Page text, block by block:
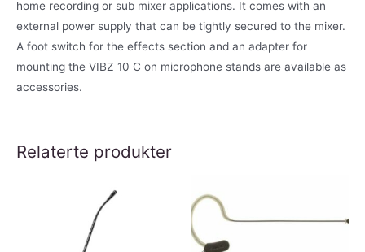
home recording or sub mixer applications. It comes with an
external power supply that can be tightly secured to the mixer.
A foot switch for the effects section and an adapter for
mounting the VIBZ 10 C on microphone stands are available as
accessories.
Relaterte produkter